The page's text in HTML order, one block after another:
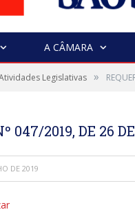
A CÂMARA
Legislativas »
047/2019, DE 26
DE 2019